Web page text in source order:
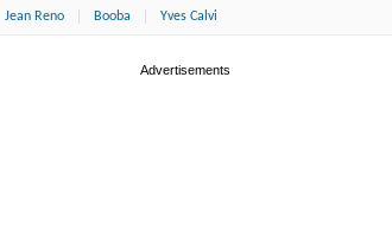
Jean Reno Booba Yves Calvi